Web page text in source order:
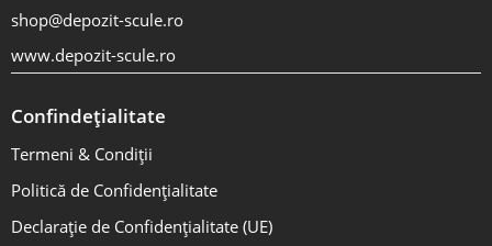
shop@depozit-scule.ro
www.depozit-scule.ro
Confindețialitate
Termeni & Condiții
Politică de Confidențialitate
Declarație de Confidențialitate (UE)